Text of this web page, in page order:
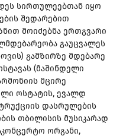
სირთულეებთან იყო
შედარებით
მოიძებნა ერთგვარი
გაუცვალეს
გამზირზე მდებარე
(მაშინდელი
მცირე
ოსტატის, ევალდ
დასრულების
თბილისის მუსიკარად
ორგანი,